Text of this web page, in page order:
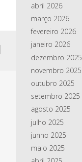
abril 2026
março 2026
fevereiro 2026
janeiro 2026
dezembro 2025
novembro 2025
outubro 2025
setembro 2025
agosto 2025
julho 2025
junho 2025
maio 2025